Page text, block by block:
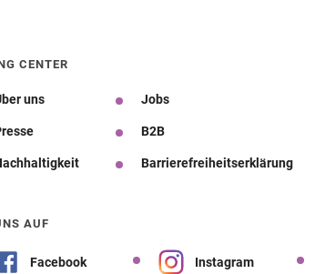
CENTER
uns Jobs
B2B
Barrierefreiheitserklärung
AUF
Facebook Instagram